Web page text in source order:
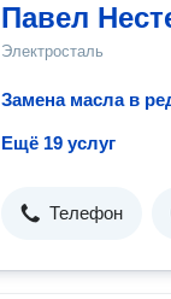
Павел
Электросталь
Замена масла в
Ещё 19 услуг
Телефон